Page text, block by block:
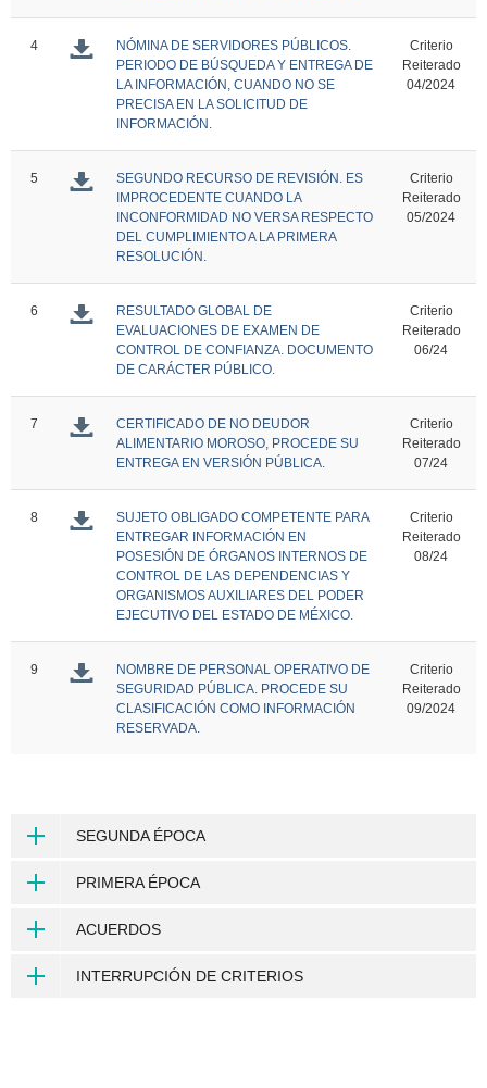
4
NÓMINA DE SERVIDORES PÚBLICOS.
PERIODO DE BÚSQUEDA Y ENTREGA DE
LA INFORMACIÓN, CUANDO NO SE
PRECISA EN LA SOLICITUD DE
INFORMACIÓN.
Criterio
Reiterado
04/2024
5
SEGUNDO RECURSO DE REVISIÓN. ES
IMPROCEDENTE CUANDO LA
INCONFORMIDAD NO VERSA RESPECTO
DEL CUMPLIMIENTO A LA PRIMERA
RESOLUCIÓN.
Criterio
Reiterado
05/2024
6
RESULTADO GLOBAL DE
EVALUACIONES DE EXAMEN DE
CONTROL DE CONFIANZA. DOCUMENTO
DE CARÁCTER PÚBLICO.
Criterio
Reiterado
06/24
7
CERTIFICADO DE NO DEUDOR
ALIMENTARIO MOROSO, PROCEDE SU
ENTREGA EN VERSIÓN PÚBLICA.
Criterio
Reiterado
07/24
8
SUJETO OBLIGADO COMPETENTE PARA
ENTREGAR INFORMACIÓN EN
POSESIÓN DE ÓRGANOS INTERNOS DE
CONTROL DE LAS DEPENDENCIAS Y
ORGANISMOS AUXILIARES DEL PODER
EJECUTIVO DEL ESTADO DE MÉXICO.
Criterio
Reiterado
08/24
9
NOMBRE DE PERSONAL OPERATIVO DE
SEGURIDAD PÚBLICA. PROCEDE SU
CLASIFICACIÓN COMO INFORMACIÓN
RESERVADA.
Criterio
Reiterado
09/2024
SEGUNDA ÉPOCA
PRIMERA ÉPOCA
ACUERDOS
INTERRUPCIÓN DE CRITERIOS